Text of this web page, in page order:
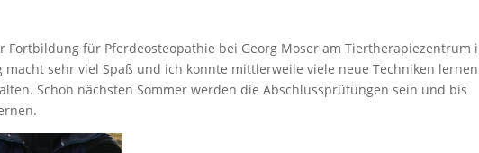
Fortbildung für Pferdeosteopathie bei Georg Moser am Tiertherapiezentrum
macht sehr viel Spaß und ich konnte mittlerweile viele neue Techniken lernen
Schon nächsten Sommer werden die Abschlussprüfungen sein und bis